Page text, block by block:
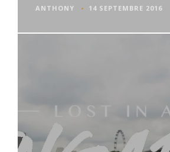
ANTHONY 14 SEPTEMBRE 2016